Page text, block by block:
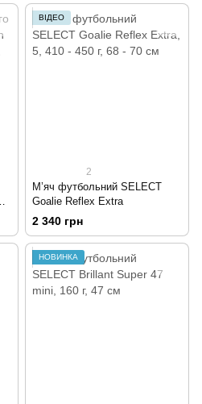
ВІДЕО
2
М’яч футбольний SELECT
Goalie Reflex Extra
2 340 грн
НОВИНКА